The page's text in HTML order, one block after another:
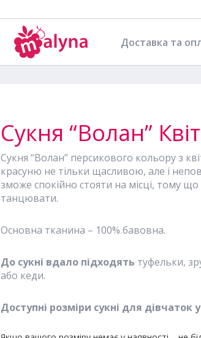
Доставка та
Сукня “Волан”
Сукня “Волан” персикового кольору з
красуню не тільки щасливою, але і
зможе спокійно стояти на місці, тому
танцювати.
Основна тканина – 100% бавовна.
До сукні вдало підходять туфельки,
або кеди.
Доступні розміри сукні для дівчаток